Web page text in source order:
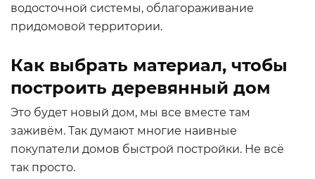
водосточной системы, облагораживание
придомовой территории.
Как выбрать материал, чтобы
построить деревянный дом
Это будет новый дом, мы все вместе там
заживём. Так думают многие наивные
покупатели домов быстрой постройки. Не всё
так просто.